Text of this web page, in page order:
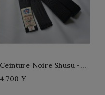
Ceinture Noire Shusu -
4 700 ¥